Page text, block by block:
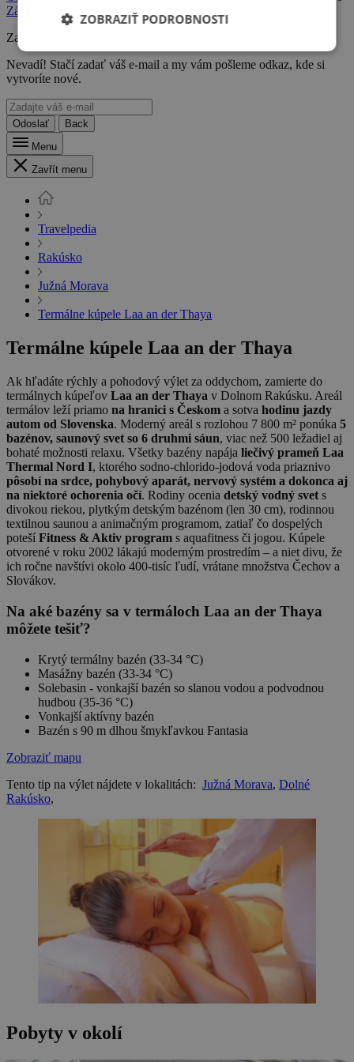
Zásadami ochrany osobných údajov
Zabudli ste heslo?
Nevadí! Stačí zadať váš e-mail a my vám pošleme odkaz, kde si
vytvoríte nové.
Odoslať
Back
Menu
Zavřít menu
Travelpedia
Rakúsko
Južná Morava
Termálne kúpele Laa an der Thaya
Termálne kúpele Laa an der Thaya
Ak hľadáte rýchly a pohodový výlet za oddychom, zamierte do
termálnych kúpeľov Laa an der Thaya v Dolnom Rakúsku. Areál
termálov leží priamo na hranici s Českom a sotva hodinu jazdy
autom od Slovenska. Moderný areál s rozlohou 7 800 m² ponúka 5
bazénov, saunový svet so 6 druhmi sáun, viac než 500 ležadiel aj
bohaté možnosti relaxu. Všetky bazény napája liečivý prameň Laa
Thermal Nord I, ktorého sodno-chlorido-jodová voda priaznivo
pôsobí na srdce, pohybový aparát, nervový systém a dokonca aj
na niektoré ochorenia očí. Rodiny ocenia detský vodný svet s
divokou riekou, plytkým detským bazénom (len 30 cm), rodinnou
textilnou saunou a animačným programom, zatiaľ čo dospelých
poteší Fitness & Aktiv program s aquafitness či jogou. Kúpele
otvorené v roku 2002 lákajú moderným prostredím – a niet divu, že
ich ročne navštívi okolo 400-tisíc ľudí, vrátane množstva Čechov a
Slovákov.
Na aké bazény sa v termáloch Laa an der Thaya
môžete tešiť?
Krytý termálny bazén (33-34 °C)
Masážny bazén (33-34 °C)
Solebasin - vonkajší bazén so slanou vodou a podvodnou
hudbou (35-36 °C)
Vonkajší aktívny bazén
Bazén s 90 m dlhou šmykľavkou Fantasia
Zobraziť mapu
Tento tip na výlet nájdete v lokalitách: Južná Morava, Dolné
Rakúsko,
Pobyty v okolí
ZOBRAZIŤ PODROBNOSTI